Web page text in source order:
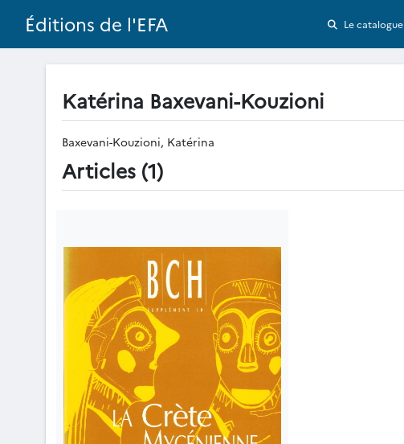
Éditions de l'EFA Le catalogue
Katérina Baxevani-Kouzioni
Baxevani-Kouzioni, Katérina
Articles (1)